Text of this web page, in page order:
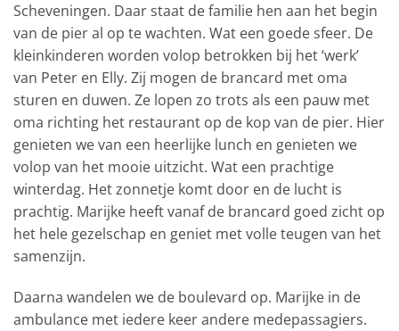
Scheveningen. Daar staat de familie hen aan het begin
van de pier al op te wachten. Wat een goede sfeer. De
kleinkinderen worden volop betrokken bij het ‘werk’
van Peter en Elly. Zij mogen de brancard met oma
sturen en duwen. Ze lopen zo trots als een pauw met
oma richting het restaurant op de kop van de pier. Hier
genieten we van een heerlijke lunch en genieten we
volop van het mooie uitzicht. Wat een prachtige
winterdag. Het zonnetje komt door en de lucht is
prachtig. Marijke heeft vanaf de brancard goed zicht op
het hele gezelschap en geniet met volle teugen van het
samenzijn.
Daarna wandelen we de boulevard op. Marijke in de
ambulance met iedere keer andere medepassagiers.